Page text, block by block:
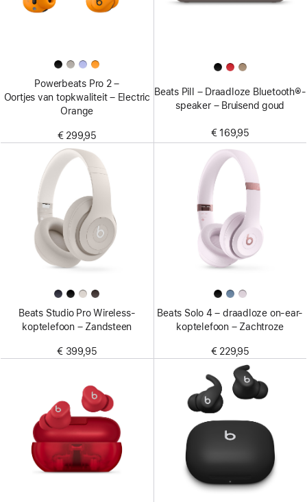
Powerbeats Pro 2 –
Oortjes van topkwaliteit – Electric
Orange
€ 299,95
Beats Pill – Draadloze Bluetooth®-
speaker – Bruisend goud
€ 169,95
Beats Studio Pro Wireless-
koptelefoon – Zandsteen
€ 399,95
Beats Solo 4 – draadloze on-ear-
koptelefoon – Zachtroze
€ 229,95